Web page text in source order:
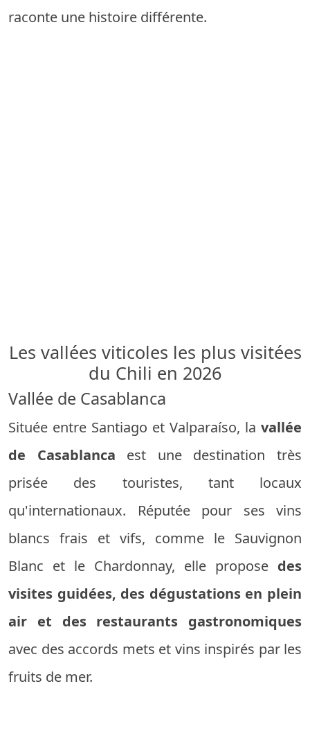
raconte une histoire différente.
Les vallées viticoles les plus visitées
du Chili en 2026
Vallée de Casablanca
Située entre Santiago et Valparaíso, la vallée
de Casablanca est une destination très
prisée des touristes, tant locaux
qu'internationaux. Réputée pour ses vins
blancs frais et vifs, comme le Sauvignon
Blanc et le Chardonnay, elle propose des
visites guidées, des dégustations en plein
air et des restaurants gastronomiques
avec des accords mets et vins inspirés par les
fruits de mer.